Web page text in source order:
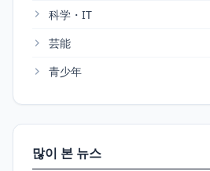
科学・IT
芸能
青少年
많이 본 뉴스